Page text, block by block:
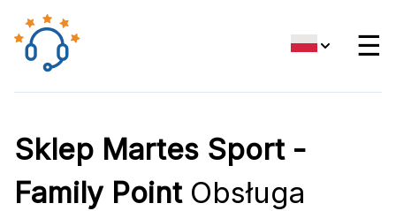
☰
Sklep Martes Sport -
Family PointObsługa